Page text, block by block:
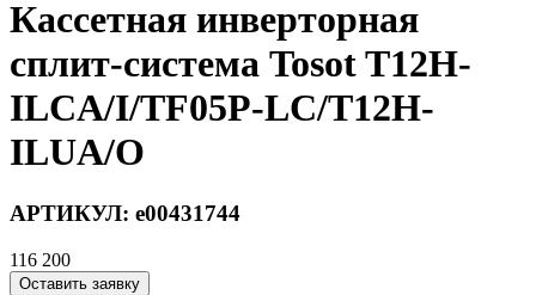
Кассетная инверторная
сплит-система Tosot T12H-
ILCA/I/TF05P-LC/T12H-
ILUA/O
АРТИКУЛ: e00431744
116 200
Оставить заявку